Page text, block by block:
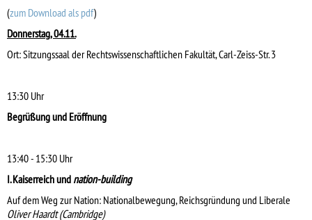
(zum Download als pdf)
Donnerstag, 04.11.
Ort: Sitzungssaal der Rechtswissenschaftlichen Fakultät, Carl-Zeiss-Str. 3
13:30 Uhr
Begrüßung und Eröffnung
13:40 - 15:30 Uhr
I. Kaiserreich und nation-building
Auf dem Weg zur Nation: Nationalbewegung, Reichsgründung und Liberale
Oliver Haardt (Cambridge)